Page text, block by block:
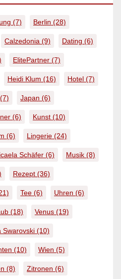
(7) Berlin (28)
Calzedonia (9) Dating (6)
ElitePartner (7)
Heidi Klum (16) Hotel (7)
(7) Japan (6)
(6) Kunst (10)
(6) Lingerie (24)
Schäfer (6) Musik (8)
Rezept (36)
Tee (6) Uhren (6)
(18) Venus (19)
Swarovski (10)
(10) Wien (5)
(8) Zitronen (6)